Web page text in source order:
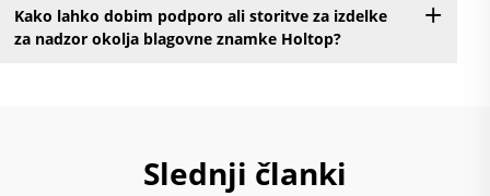
Kako lahko dobim podporo ali storitve za izdelke
za nadzor okolja blagovne znamke Holtop?
Slednji članki